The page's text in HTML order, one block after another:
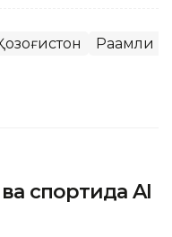
Рақамли
спортида AI